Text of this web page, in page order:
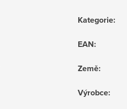
Kategorie:
EAN:
Země:
Výrobce: